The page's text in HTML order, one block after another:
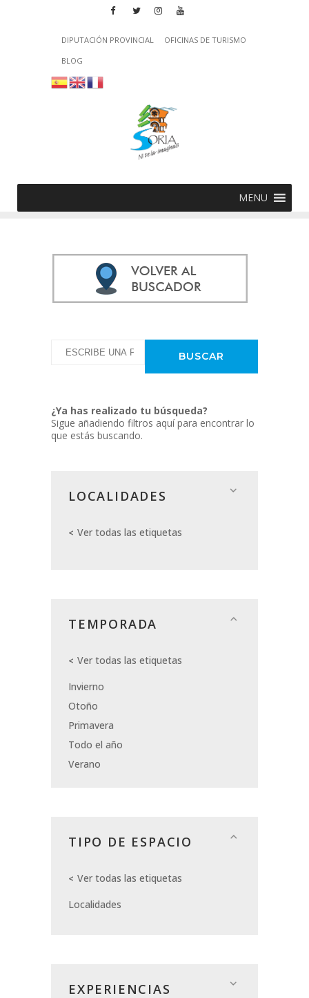
DIPUTACIÓN PROVINCIAL
OFICINAS DE TURISMO
BLOG
MENU
¿Ya has realizado tu búsqueda?
Sigue añadiendo filtros aquí para encontrar lo
que estás buscando.
LOCALIDADES
Ver todas las etiquetas
TEMPORADA
Ver todas las etiquetas
Invierno
Otoño
Primavera
Todo el año
Verano
TIPO DE ESPACIO
Ver todas las etiquetas
Localidades
EXPERIENCIAS